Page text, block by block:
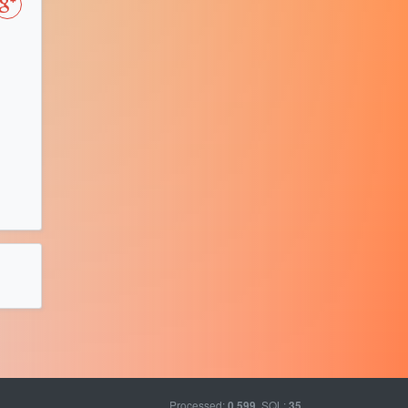
Processed: , SQL: